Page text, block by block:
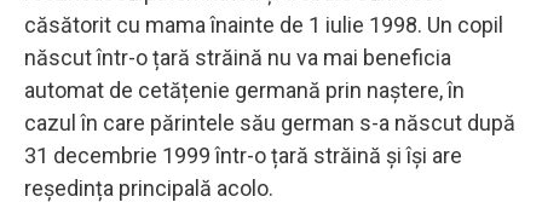
căsătorit cu mama înainte de 1 iulie 1998. Un copil
născut într-o țară străină nu va mai beneficia
automat de cetățenie germană prin naștere, în
cazul în care părintele său german s-a născut după
31 decembrie 1999 într-o țară străină și își are
reședința principală acolo.